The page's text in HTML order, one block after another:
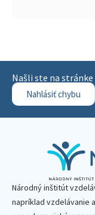
Našli ste na stránke
Nahlásiť chybu
Národný inštitút
napríklad vzdelávanie